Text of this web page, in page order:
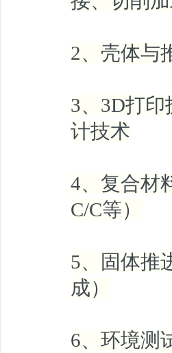
2、壳体与
3、3D打
计技术
4、复合材
C/C等）
5、固体推
成）
6、环境测